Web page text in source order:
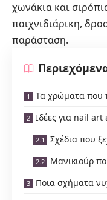
χωνάκια και
παιχνιδιάρικη,
παράσταση.
Τα χρώματα που
Ιδέες για nail
Σχέδια που
Μανικιούρ
Ποια σχήματα